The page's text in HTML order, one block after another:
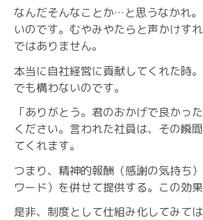
なんだそんなことか…と思うなかれ
いのです。むやみやたらと声かけす
ではありません。
本当に自社経営に貢献してくれた時
でも構わないのです。
「ありがとう。君のおかげで良かっ
ください。言われた社員は、その瞬
てくれます。
つまり、精神的報酬（感謝の気持ち
ワード）を併せて提供する。この効果
是非、制度として仕組み化してみて